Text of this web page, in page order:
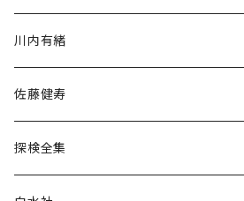
民族・風習
言語・ことば
川内有緒
佐藤健寿
探検全集